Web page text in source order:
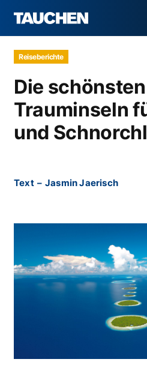
Reiseberichte
Die schönsten
Trauminseln
und
Text – Jasmin Jaerisch